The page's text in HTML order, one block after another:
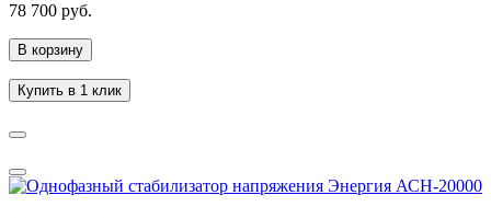
78 700 руб.
В корзину
Купить в 1 клик